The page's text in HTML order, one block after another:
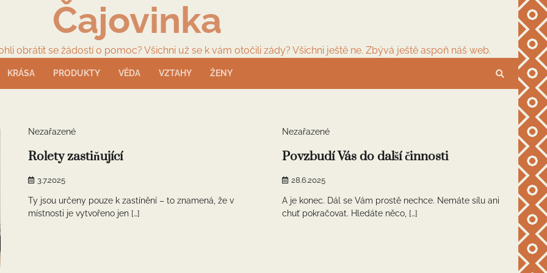
Čajovinka
obrátit se žádostí o pomoc? Všichni už se k vám otočili zády? Všichni ještě ne. Zbývá ještě aspoň náš web.
KRÁSA PRODUKTY VĚDA VZTAHY ŽENY
Nezařazené
Rolety zastiňující
3.7.2025
Ty jsou určeny pouze k zastínění – to znamená, že v
místnosti je vytvořeno jen […]
Nezařazené
Povzbudí Vás do další činnosti
28.6.2025
A je konec. Dál se Vám prostě nechce. Nemáte sílu ani
chuť pokračovat. Hledáte něco, […]